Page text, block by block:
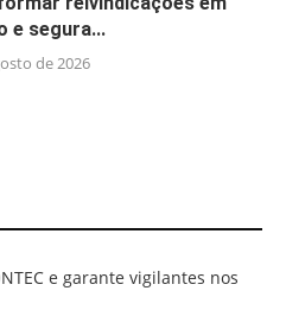
e segura...
de 2026
e garante vigilantes nos